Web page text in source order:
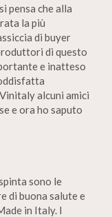
pensa che alla
la più
di buyer
di questo
e inatteso
alcuni amici
e ora ho saputo
sono le
di buona salute e
in Italy. I